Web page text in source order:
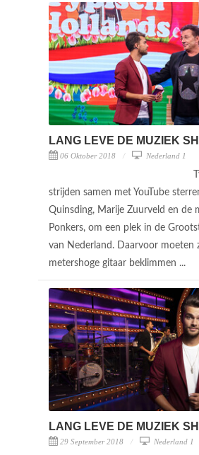
LANG LEVE DE MUZIEK
06 Oktober 2018 Nederland 1
strijden samen met YouTube
Quinsding, Marije Zuurveld en de
Ponkers, om een plek in de
van Nederland. Daarvoor moeten
metershoge gitaar beklimmen ...
LANG LEVE DE MUZIEK
29 September 2018 Nederland 1